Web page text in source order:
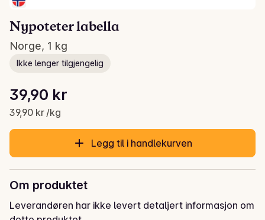
Nypoteter labella
Norge, 1 kg
Ikke lenger tilgjengelig
Gjeldende pris er: 39,90 kr
39,90 kr
39,90 kr /kg
Stykkpris: 39,90 kr /kg
Legg til i handlekurven
Om produktet
Leverandøren har ikke levert detaljert informasjon om